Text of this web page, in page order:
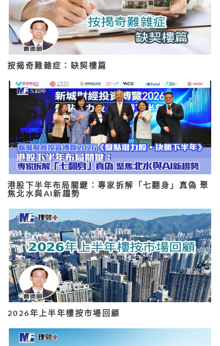
按揭奇難雜症：缺契樓篇
港股下半年布局關鍵：專家拆解「七翻身」真偽 聚
焦北水與AI新趨勢
2026年上半年樓按市場回顧